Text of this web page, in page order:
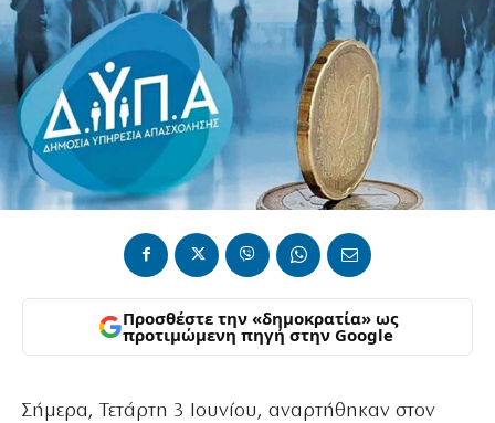
Προσθέστε την «δημοκρατία» ως
προτιμώμενη πηγή στην Google
Σήμερα, Τετάρτη 3 Ιουνίου, αναρτήθηκαν στον